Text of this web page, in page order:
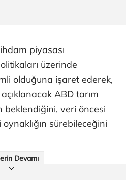
piyasası
üzerinde
olduğuna işaret ederek,
ABD tarım
beklendiğini, veri öncesi
sürebileceğini
Devamı